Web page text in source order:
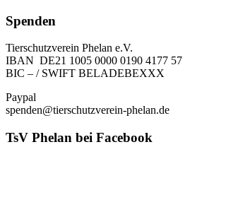
Spenden
Tierschutzverein Phelan e.V.
IBAN DE21 1005 0000 0190 4177 57
BIC – / SWIFT BELADEBEXXX
Paypal
spenden@tierschutzverein-phelan.de
TsV Phelan bei Facebook